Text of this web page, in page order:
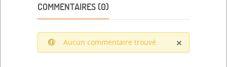
COMMENTAIRES (0)
Aucun commentaire trouvé.